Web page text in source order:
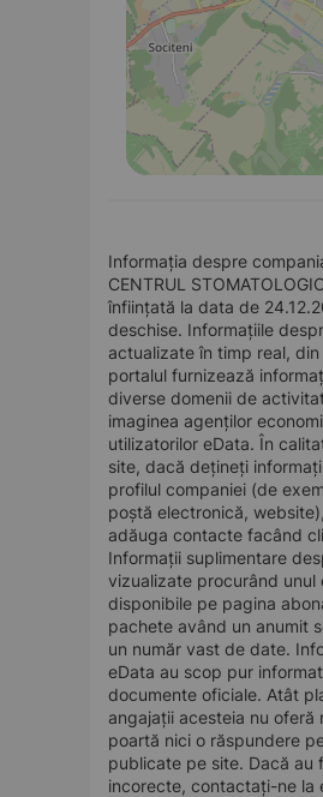
Informația despre
CENTRUL
înființată la data de
deschise. Informațiile
actualizate în timp real,
portalul furnizează
diverse domenii de
imaginea agenților
utilizatorilor eData. În
site, dacă dețineți
profilul companiei (de
poștă electronică,
adăuga contacte facând
Informații suplimentare
vizualizate procurând unul
disponibile pe pagina
pachete având un anumit
un număr vast de date.
eData au scop pur
documente oficiale. Atât
angajații acesteia nu oferă
poartă nici o răspundere
publicate pe site. Dacă au
incorecte, contactați-ne la